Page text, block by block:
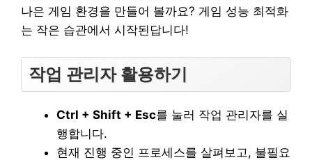
나은 게임 환경을 만들어 볼까요? 게임 성능 최적화
는 작은 습관에서 시작된답니다!
작업 관리자 활용하기
Ctrl + Shift + Esc를 눌러 작업 관리자를 실
행합니다.
현재 진행 중인 프로세스를 살펴보고, 불필요